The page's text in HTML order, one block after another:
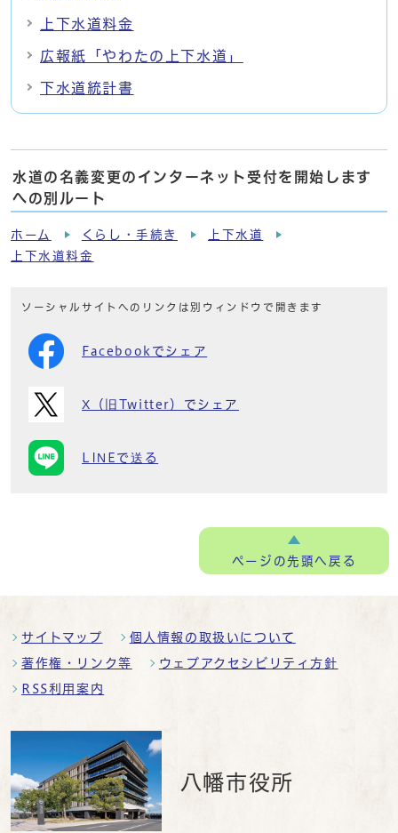
上下水道料金
広報紙「やわたの上下水道」
下水道統計書
水道の名義変更のインターネット受付を開始します
への別ルート
ホーム くらし・手続き
上下水道
上下水道料金
ソーシャルサイトへのリンクは別ウィンドウで開きます
Facebookでシェア
X（旧Twitter）でシェア
LINEで送る
ページの先頭へ戻る
サイトマップ 個人情報の取扱いについて
著作権・リンク等 ウェブアクセシビリティ方針
RSS利用案内
八幡市役所